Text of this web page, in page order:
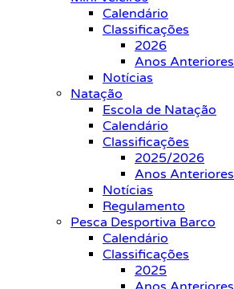
Calendário
Classificações
2026
Anos Anteriores
Notícias
Natação
Escola de Natação
Calendário
Classificações
2025/2026
Anos Anteriores
Notícias
Regulamento
Pesca Desportiva Barco
Calendário
Classificações
2025